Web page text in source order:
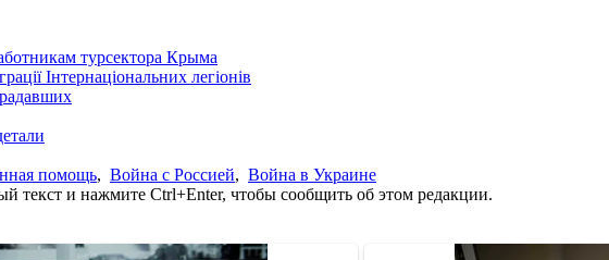
турсектора Крыма
Інтернаціональних легіонів
помощь, Война с Россией, Война в Украине
текст и нажмите Ctrl+Enter, чтобы сообщить об этом редакции.